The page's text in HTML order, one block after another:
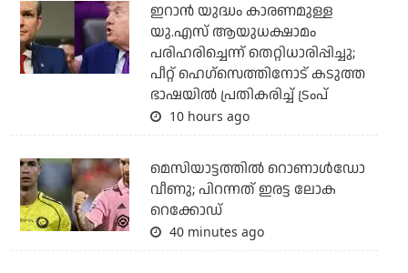
ഇറാന്‍ യുദ്ധം കാരണമുള്ള
യു.എസ് ആയുധക്ഷാമം
പരിഹരിച്ചെന്ന് തെറ്റിധാരിപ്പിച്ചു;
പീറ്റ് ഹെഗ്‌സെത്തിനോട് കടുത്ത
ഭാഷയില്‍ പ്രതികരിച്ച് ട്രംപ്
10 hours ago
മെസിയാട്ടത്തില്‍ റൊണാള്‍ഡോ
വീണു; പിറന്നത് ഇരട്ട ലോക
റെക്കോഡ്
40 minutes ago